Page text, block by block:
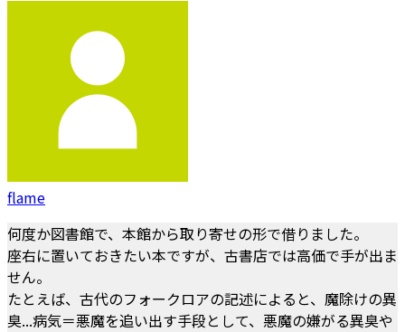
flame
何度か図書館で、本館から取り寄せの形で借りました。
座右に置いておきたい本ですが、古書店では高価で手が出ま
せん。
たとえば、古代のフォークロアの記述によると、魔除けの異
臭...病気＝悪魔を追い出す手段として、悪魔の嫌がる異臭や